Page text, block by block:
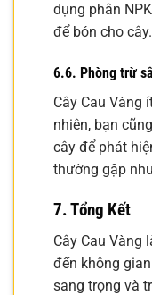
dụng phân
để bón cho cây.
6.6. Phòng trừ
Cây Cau Vàng
nhiên, bạn
cây để phát
thường gặp
7. Tổng Kết
Cây Cau Vàng
đến không
sang trọng và